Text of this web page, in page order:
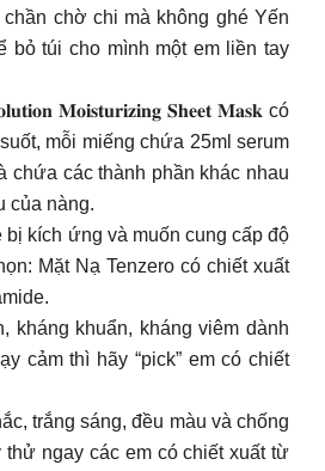
chờ chi mà không ghé Yến
bỏ túi cho mình một em liền tay
𝐌𝐨𝐢𝐬𝐭𝐮𝐫𝐢𝐳𝐢𝐧𝐠 𝐒𝐡𝐞𝐞𝐭 𝐌𝐚𝐬𝐤 có
mỗi miếng chứa 25ml serum
chứa các thành phần khác nhau
của nàng.
bị kích ứng và muốn cung cấp độ
Mặt Nạ Tenzero có chiết xuất
kháng khuẩn, kháng viêm dành
cảm thì hãy “pick” em có chiết
trắng sáng, đều màu và chống
thử ngay các em có chiết xuất từ